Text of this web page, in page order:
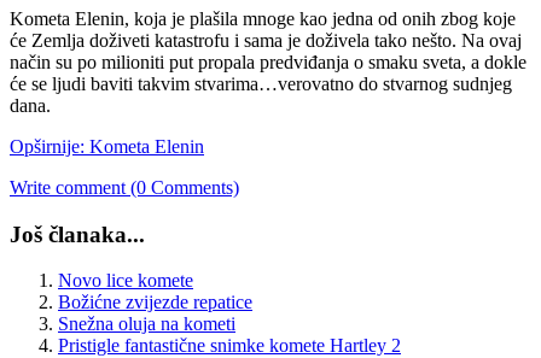
Kometa Elenin, koja je plašila mnoge kao jedna od onih zbog koje
će Zemlja doživeti katastrofu i sama je doživela tako nešto. Na ovaj
način su po milioniti put propala predviđanja o smaku sveta, a dokle
će se ljudi baviti takvim stvarima…verovatno do stvarnog sudnjeg
dana.
Opširnije: Kometa Elenin
Write comment (0 Comments)
Još članaka...
Novo lice komete
Božićne zvijezde repatice
Snežna oluja na kometi
Pristigle fantastične snimke komete Hartley 2